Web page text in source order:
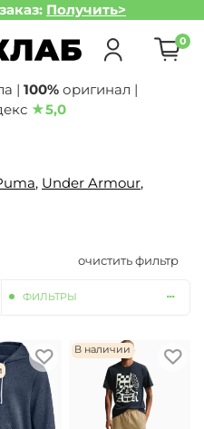
Получить>
0
| 100% оригинал |
★5,0
, Under Armour,
очистить фильтр
ФИЛЬТРЫ
В наличии